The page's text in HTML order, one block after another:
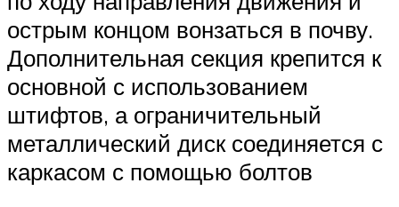
острым концом вонзаться в почву.
Дополнительная секция крепится к
основной с использованием
штифтов, а ограничительный
металлический диск соединяется с
каркасом с помощью болтов